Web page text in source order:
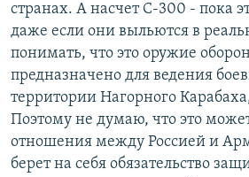
странах. А насчет С-300 - пока
даже если они выльются в
понимать, что это оружие
предназначено для ведения
территории Нагорного
Поэтому не думаю, что это
отношения между Россией и
берет на себя обязательство